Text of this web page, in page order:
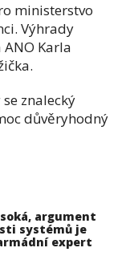
ministerstvo
Výhrady
Karla
znalecký
důvěryhodný
argument
systémů je
expert